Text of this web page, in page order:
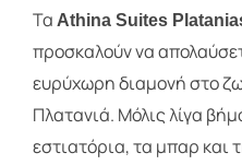
Τα Athina Suites
προσκαλούν να
ευρύχωρη διαμονή στο
Πλατανιά. Μόλις λίγα
εστιατόρια, τα μπαρ και